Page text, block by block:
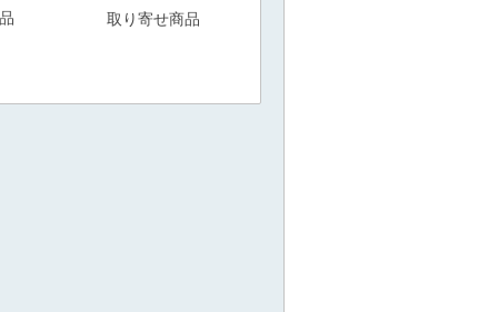
取り寄せ商品